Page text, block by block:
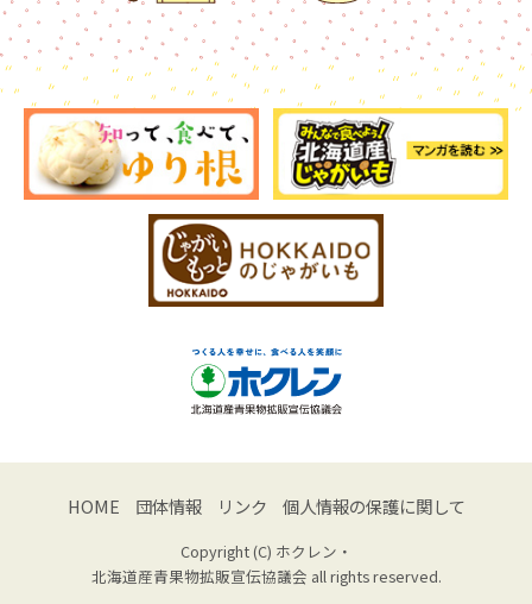
HOME 団体情報 リンク 個人情報の保護に関して
Copyright (C) ホクレン・
北海道産青果物拡販宣伝協議会 all rights reserved.